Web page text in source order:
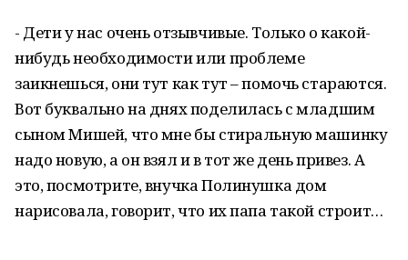
- Дети у нас очень отзывчивые. Только о какой-
нибудь необходимости или проблеме
заикнешься, они тут как тут – помочь стараются.
Вот буквально на днях поделилась с младшим
сыном Мишей, что мне бы стиральную машинку
надо новую, а он взял и в тот же день привез. А
это, посмотрите, внучка Полинушка дом
нарисовала, говорит, что их папа такой строит…